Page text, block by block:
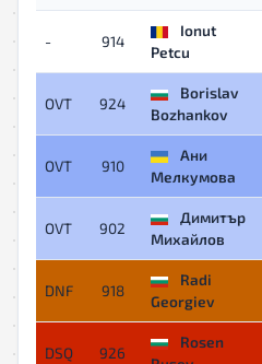
- 914
Ionut
Petcu
OVT 924
Borislav
Bozhankov
OVT 910
Ани
Мелкумова
OVT 902
Димитър
Михайлов
DNF 918
Radi
Georgiev
DSQ 926
Rosen